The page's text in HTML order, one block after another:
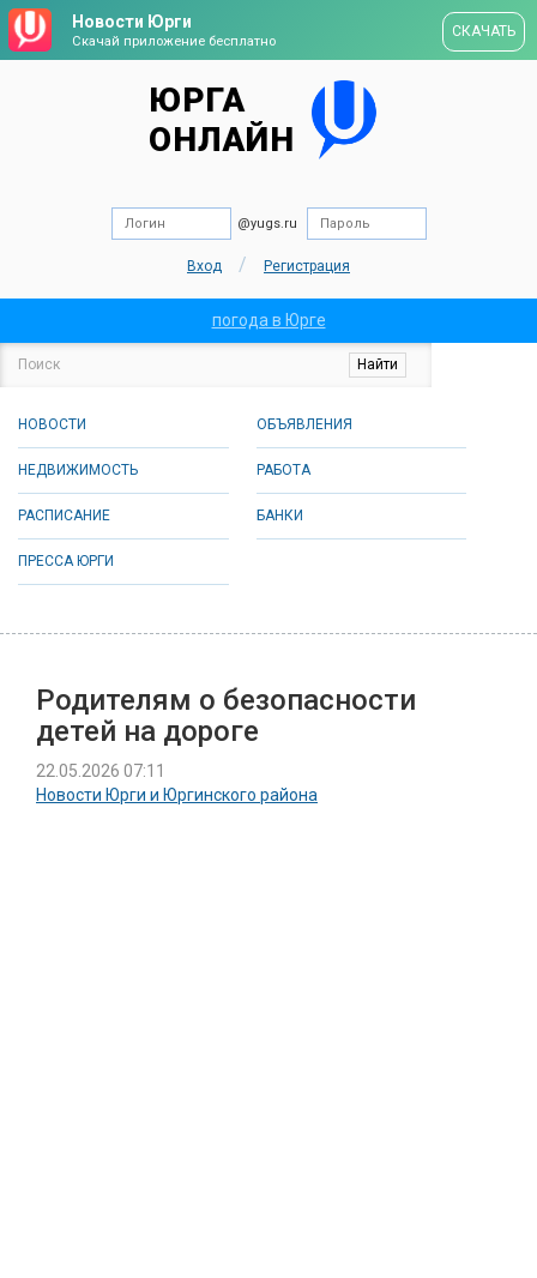
Новости Юрги
Скачай приложение бесплатно
СКАЧАТЬ
ЮРГА
ОНЛАЙН
@yugs.ru
Вход / Регистрация
погода в Юрге
НОВОСТИ ОБЪЯВЛЕНИЯ
НЕДВИЖИМОСТЬ РАБОТА
РАСПИСАНИЕ БАНКИ
ПРЕССА ЮРГИ
Родителям о безопасности
детей на дороге
22.05.2026 07:11
Новости Юрги и Юргинского района